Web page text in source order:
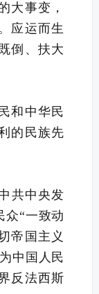
大事变，
应运而生
倒、扶大
和中华民
的民族先
共中央发
众“一致动
帝国主义
中国人民
反法西斯